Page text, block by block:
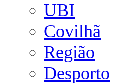
UBI
Covilhã
Região
Desporto